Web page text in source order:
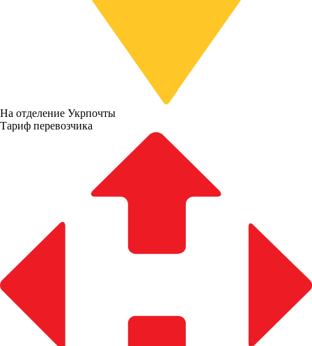
На отделение Укрпочты
Тариф перевозчика